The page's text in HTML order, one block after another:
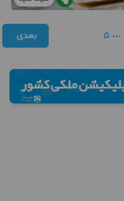
...
5 بعدی